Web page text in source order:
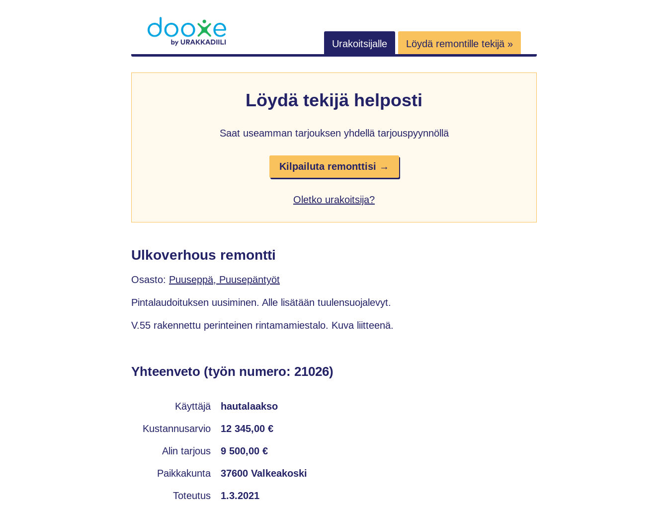
Urakoitsijalle Löydä remontille tekijä »
Löydä tekijä helposti
Saat useamman tarjouksen yhdellä tarjouspyynnöllä
Kilpailuta remonttisi →
Oletko urakoitsija?
Ulkoverhous remontti
Osasto: Puuseppä, Puusepäntyöt
Pintalaudoituksen uusiminen. Alle lisätään tuulensuojalevyt.
V.55 rakennettu perinteinen rintamamiestalo. Kuva liitteenä.
Yhteenveto (työn numero: 21026)
Käyttäjä hautalaakso
Kustannusarvio 12 345,00 €
Alin tarjous 9 500,00 €
Paikkakunta 37600 Valkeakoski
Toteutus 1.3.2021